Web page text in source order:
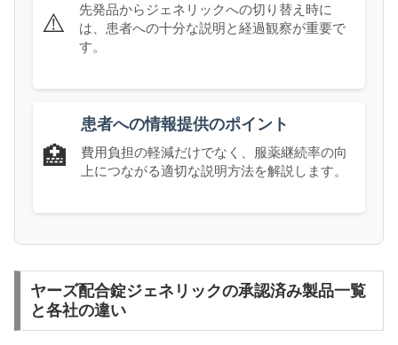
⚠️
先発品からジェネリックへの切り替え時に
は、患者への十分な説明と経過観察が重要で
す。
🏥
患者への情報提供のポイント
費用負担の軽減だけでなく、服薬継続率の向
上につながる適切な説明方法を解説します。
ヤーズ配合錠ジェネリックの承認済み製品一覧
と各社の違い